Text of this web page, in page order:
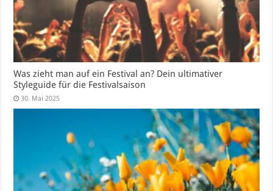
Was zieht man auf ein Festival an? Dein ultimativer
Styleguide für die Festivalsaison
30. Mai 2025